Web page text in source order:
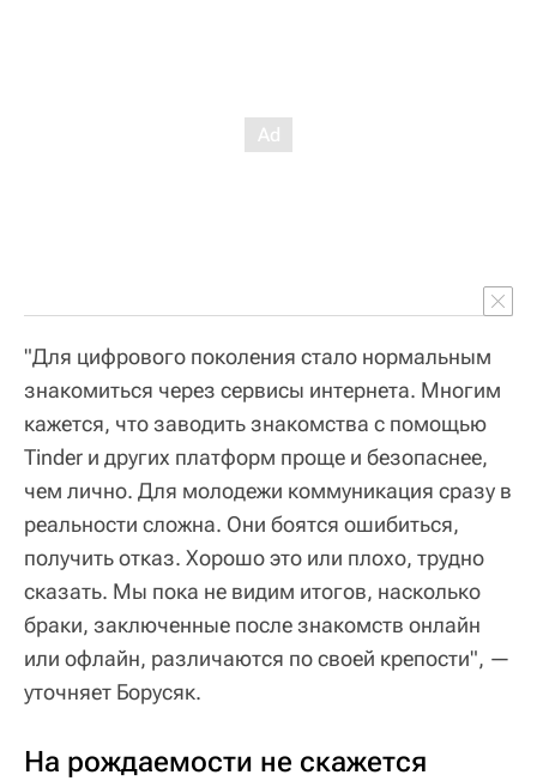
"Для цифрового поколения стало нормальным
знакомиться через сервисы интернета. Многим
кажется, что заводить знакомства с помощью
Tinder и других платформ проще и безопаснее,
чем лично. Для молодежи коммуникация сразу в
реальности сложна. Они боятся ошибиться,
получить отказ. Хорошо это или плохо, трудно
сказать. Мы пока не видим итогов, насколько
браки, заключенные после знакомств онлайн
или офлайн, различаются по своей крепости", —
уточняет Борусяк.
На рождаемости не скажется